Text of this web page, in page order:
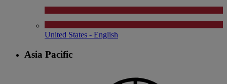
United States - English
Asia Pacific